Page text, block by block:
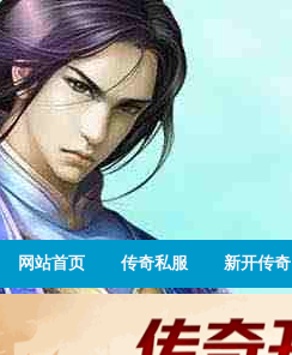
网站首页 传奇私服 新开传奇